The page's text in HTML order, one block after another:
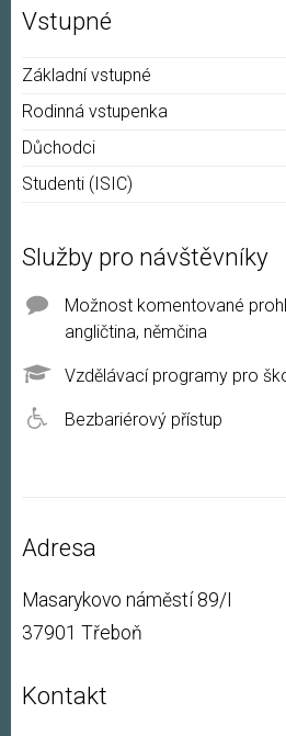
Vstupné
Základní vstupné
Rodinná vstupenka
Důchodci
Studenti (ISIC)
Služby pro návštěvníky
Možnost komentované
angličtina, němčina
Vzdělávací programy pro
Bezbariérový přístup
Adresa
Masarykovo náměstí 89/I
37901 Třeboň
Kontakt